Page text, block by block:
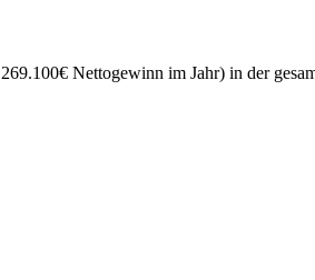
Nettogewinn im Jahr) in der